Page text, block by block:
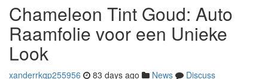
Chameleon Tint Goud: Auto
Raamfolie voor een Unieke
Look
xanderrkqp255956 83 days ago News
Discuss